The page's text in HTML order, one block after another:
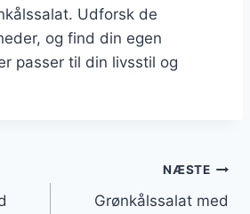
Udforsk de
og find din egen
passer til din livsstil og
NÆSTE
Grønkålssalat med